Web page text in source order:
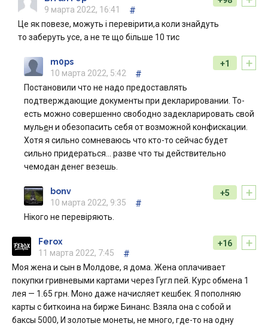
9 марта 2022, 16:41
#
Це як повезе, можуть і перевірити,а коли знайдуть
то заберуть усе, а не те що більше 10 тис
+
+1
m0ps
10 марта 2022, 5:42
#
Постановили что не надо предоставлять
подтверждающие документы при декларировании. То-
есть можно совершенно свободно задекларировать свой
мульен и обезопасить себя от возможной конфискации.
Хотя я сильно сомневаюсь что кто-то сейчас будет
сильно придераться… разве что ты действительно
чемодан денег везешь.
+
+5
bonv
10 марта 2022, 9:35
#
Нікого не перевіряють.
+
+16
Ferox
11 марта 2022, 7:45
#
Моя жена и сын в Молдове, я дома. Жена оплачивает
покупки гривневыми картами через Гугл пей. Курс обмена 1
лея — 1.65 грн. Моно даже начисляет кешбек. Я пополняю
карты с биткоина на бирже Бинанс. Взяла она с собой и
баксы 5000, И золотые монеты, не много, где-то на одну